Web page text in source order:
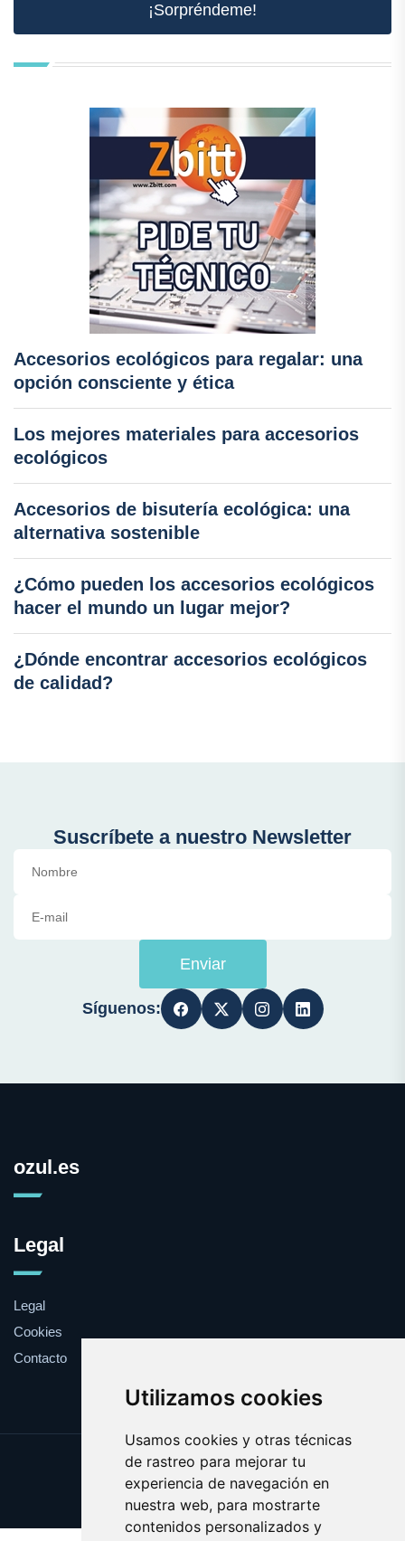
Utilizamos cookies
Usamos cookies y otras técnicas
de rastreo para mejorar tu
experiencia de navegación en
nuestra web, para mostrarte
contenidos personalizados y
¡Sorpréndeme!
Accesorios ecológicos para regalar: una
opción consciente y ética
Los mejores materiales para accesorios
ecológicos
Accesorios de bisutería ecológica: una
alternativa sostenible
¿Cómo pueden los accesorios ecológicos
hacer el mundo un lugar mejor?
¿Dónde encontrar accesorios ecológicos
de calidad?
Suscríbete a nuestro Newsletter
Enviar
Síguenos:
ozul.es
Legal
Legal
Cookies
Contacto
Update cookies preferences
Copyright © 2025 ozul.es